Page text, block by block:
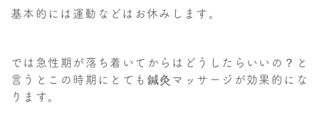
基本的には運動などはお休みします。
では急性期が落ち着いてからはどうしたらいいの？と
言うとこの時期にとても鍼灸マッサージが効果的にな
ります。